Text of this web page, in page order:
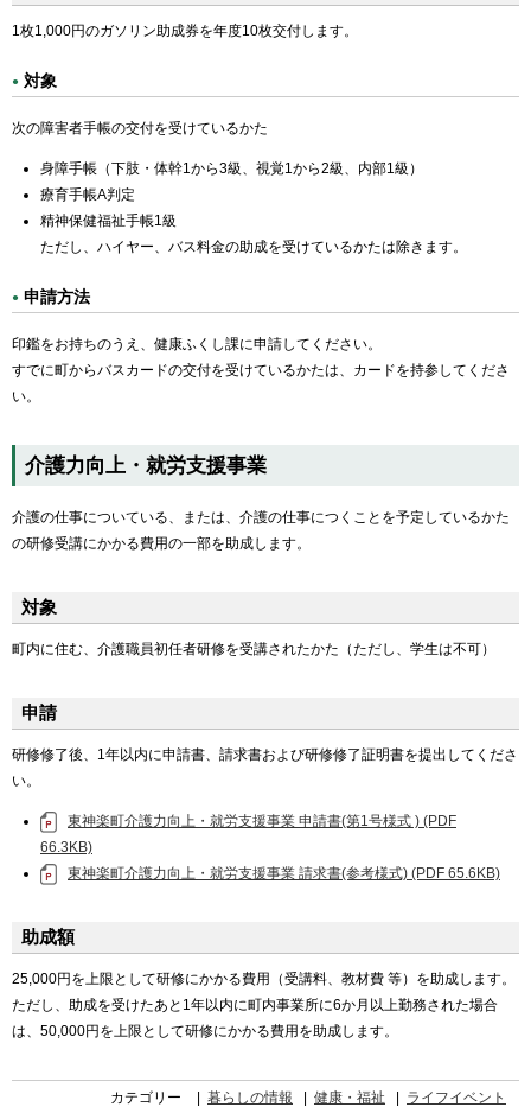
1枚1,000円のガソリン助成券を年度10枚交付します。
対象
次の障害者手帳の交付を受けているかた
身障手帳（下肢・体幹1から3級、視覚1から2級、内部1級）
療育手帳A判定
精神保健福祉手帳1級
ただし、ハイヤー、バス料金の助成を受けているかたは除きます。
申請方法
印鑑をお持ちのうえ、健康ふくし課に申請してください。
すでに町からバスカードの交付を受けているかたは、カードを持参してくださ
い。
介護力向上・就労支援事業
介護の仕事についている、または、介護の仕事につくことを予定しているかた
の研修受講にかかる費用の一部を助成します。
対象
町内に住む、介護職員初任者研修を受講されたかた（ただし、学生は不可）
申請
研修修了後、1年以内に申請書、請求書および研修修了証明書を提出してくださ
い。
東神楽町介護力向上・就労支援事業 申請書(第1号様式 ) (PDF
66.3KB)
東神楽町介護力向上・就労支援事業 請求書(参考様式) (PDF 65.6KB)
助成額
25,000円を上限として研修にかかる費用（受講料、教材費 等）を助成します。
ただし、助成を受けたあと1年以内に町内事業所に6か月以上勤務された場合
は、50,000円を上限として研修にかかる費用を助成します。
カテゴリー 暮らしの情報 健康・福祉
ライフイベント